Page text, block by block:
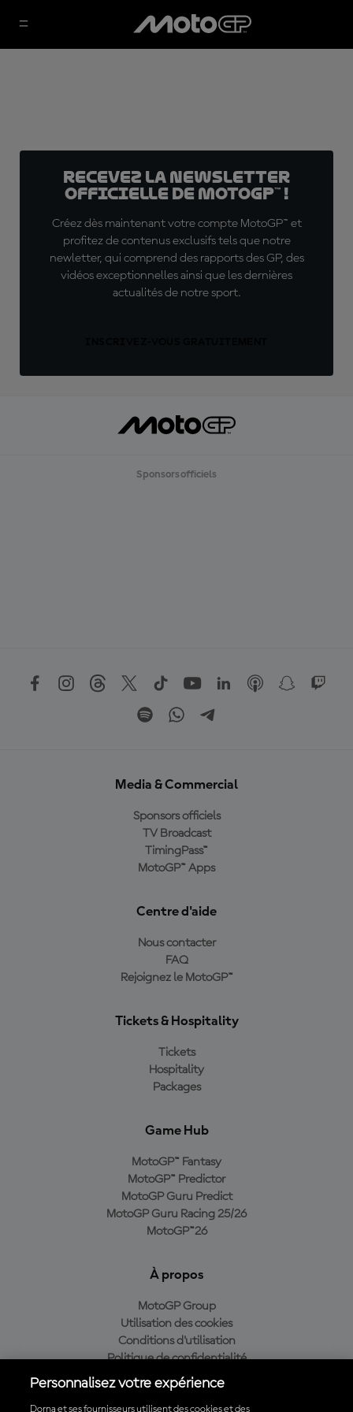
Recevez la Newsletter
officielle de MotoGP™ !
Créez dès maintenant votre compte MotoGP™ et
profitez de contenus exclusifs tels que notre
newletter, qui comprend des rapports des GP, des
vidéos exceptionnelles ainsi que les dernières
actualités de notre sport.
Sponsors officiels
Media & Commercial
Sponsors officiels
TV Broadcast
TimingPass™
MotoGP™ Apps
Centre d'aide
Nous contacter
FAQ
Rejoignez le MotoGP™
Tickets & Hospitality
Tickets
Hospitality
Packages
Game Hub
MotoGP™ Fantasy
MotoGP™ Predictor
MotoGP Guru Predict
MotoGP Guru Racing 25/26
MotoGP™26
À propos
MotoGP Group
Utilisation des cookies
Conditions d'utilisation
Politique de confidentialité
Politique d’achat
Personnalisez votre expérience
Dorna et ses fournisseurs utilisent des cookies et des